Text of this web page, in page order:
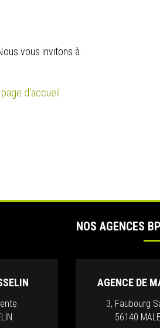
vous invitons à :
page d'accueil
NOS AGENCES
AGENCE DE
3, Faubourg
56140